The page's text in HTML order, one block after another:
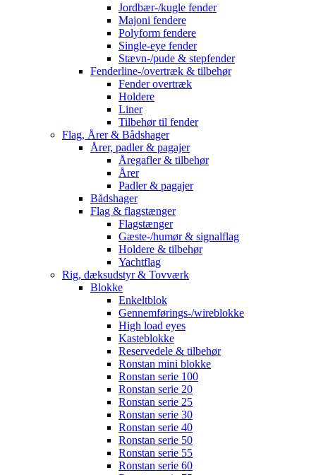
Jordbær-/kugle fender
Majoni fendere
Polyform fendere
Single-eye fender
Stævn-/pude & stepfender
Fenderline-/overtræk & tilbehør
Fender overtræk
Holdere
Liner
Tilbehør til fender
Flag, Årer & Bådshager
Årer, padler & pagajer
Åregafler & tilbehør
Årer
Padler & pagajer
Bådshager
Flag & flagstænger
Flagstænger
Gæste-/humør & signalflag
Holdere & tilbehør
Yachtflag
Rig, dæksudstyr & Tovværk
Blokke
Enkeltblok
Gennemførings-/wireblokke
High load eyes
Kasteblokke
Reservedele & tilbehør
Ronstan mini blokke
Ronstan serie 100
Ronstan serie 20
Ronstan serie 25
Ronstan serie 30
Ronstan serie 40
Ronstan serie 50
Ronstan serie 55
Ronstan serie 60